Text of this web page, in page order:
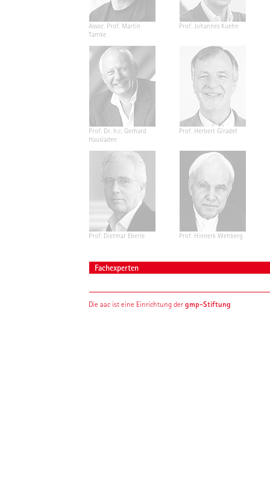
Assoc. Prof. Martin
Tamke
Prof. Johannes Kuehn
Prof. Dr. h.c. Gerhard
Hausladen
Prof. Herbert Giradet
Prof. Dietmar Eberle Prof. Hinnerk Wehberg
Fachexperten
Die aac ist eine Einrichtung dergmp-Stiftung